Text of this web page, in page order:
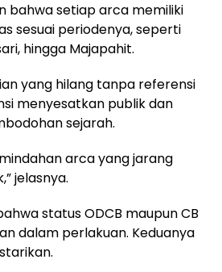
bahwa setiap arca memiliki
sesuai periodenya, seperti
hingga Majapahit.
yang hilang tanpa referensi
menyesatkan publik dan
sejarah.
arca yang jarang
jelasnya.
status ODCB maupun CB
dalam perlakuan. Keduanya